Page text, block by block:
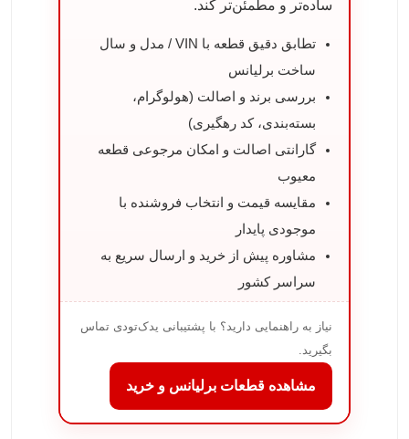
ساده‌تر و مطمئن‌تر کند.
تطابق دقیق قطعه با VIN / مدل و سال
ساخت برلیانس
بررسی برند و اصالت (هولوگرام،
بسته‌بندی، کد رهگیری)
گارانتی اصالت و امکان مرجوعی قطعه
معیوب
مقایسه قیمت و انتخاب فروشنده با
موجودی پایدار
مشاوره پیش از خرید و ارسال سریع به
سراسر کشور
نیاز به راهنمایی دارید؟ با پشتیبانی یدک‌تودی تماس
بگیرید.
مشاهده قطعات برلیانس و خرید